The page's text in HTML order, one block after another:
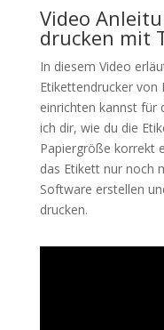
Video
drucken mit
In diesem Video
Etikettendrucker
einrichten kannst für
ich dir, wie du die
Papiergröße korrekt
das Etikett nur noch
Software erstellen
drucken.